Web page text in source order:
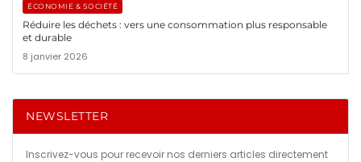
ÉCONOMIE & SOCIÉTÉ
Réduire les déchets : vers une consommation plus responsable
et durable
8 janvier 2026
NEWSLETTER
Inscrivez-vous pour recevoir nos derniers articles directement